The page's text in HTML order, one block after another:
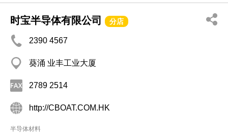
时宝半导体有限公司 分店
2390 4567
葵涌 业丰工业大厦
2789 2514
http://CBOAT.COM.HK
半导体材料